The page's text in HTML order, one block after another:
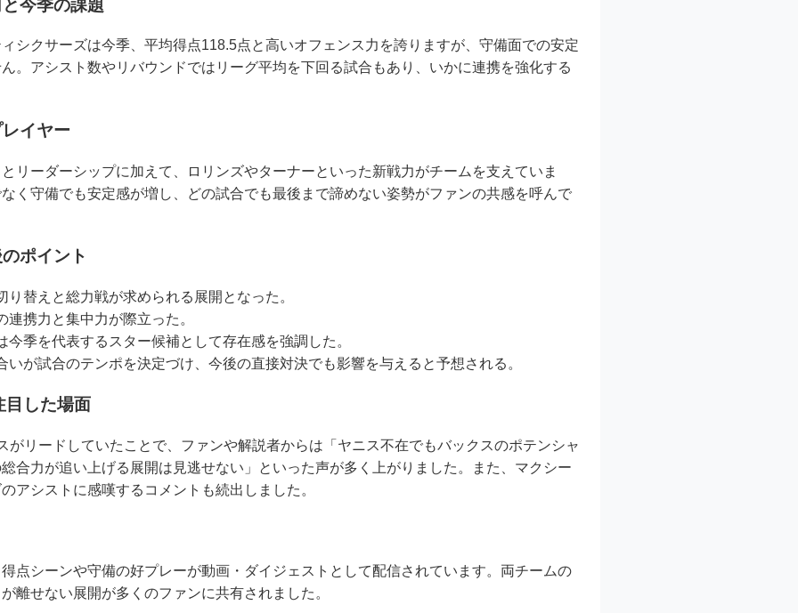
今季の課題
シクサーズは今季、平均得点118.5点と高いオフェンス力を誇りますが、守備面での安定
。アシスト数やリバウンドではリーグ平均を下回る試合もあり、いかに連携を強化する
イヤー
リーダーシップに加えて、ロリンズやターナーといった新戦力がチームを支えていま
く守備でも安定感が増し、どの試合でも最後まで諦めない姿勢がファンの共感を呼んで
ポイント
り替えと総力戦が求められる展開となった。
携力と集中力が際立った。
今季を代表するスター候補として存在感を強調した。
いが試合のテンポを決定づけ、今後の直接対決でも影響を与えると予想される。
目した場面
がリードしていたことで、ファンや解説者からは「ヤニス不在でもバックスのポテンシャ
合力が追い上げる展開は見逃せない」といった声が多く上がりました。また、マクシー
アシストに感嘆するコメントも続出しました。
点シーンや守備の好プレーが動画・ダイジェストとして配信されています。両チームの
離せない展開が多くのファンに共有されました。